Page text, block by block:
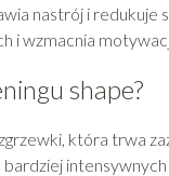
nastrój i
i wzmacnia
shape?
która trwa